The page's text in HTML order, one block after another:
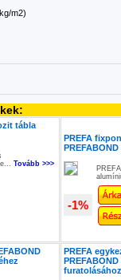
m2)
tábla
Tovább >>>
PREFA
-1%
PREFA
furatolásához